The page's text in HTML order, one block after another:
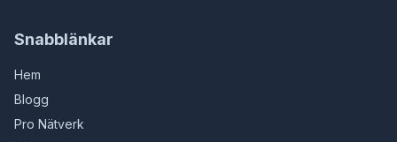
Snabblänkar
Hem
Blogg
Pro Nätverk